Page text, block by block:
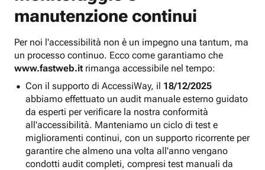
manutenzione continui
Per noi l'accessibilità non è un impegno una tantum, ma
un processo continuo. Ecco come garantiamo che
www.fastweb.it rimanga accessibile nel tempo:
Con il supporto di AccessiWay, il 18/12/2025
abbiamo effettuato un audit manuale esterno guidato
da esperti per verificare la nostra conformità
all'accessibilità. Manteniamo un ciclo di test e
miglioramenti continui, con un supporto ricorrente per
garantire che almeno una volta all'anno vengano
condotti audit completi, compresi test manuali da